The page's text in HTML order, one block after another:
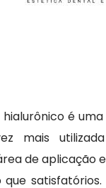
hialurônico é
mais
de aplicação
que